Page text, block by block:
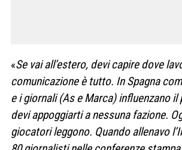
«Se vai all’estero, devi capire dove
comunicazione è tutto. In Spagna
e i giornali (As e Marca) influenzano il
devi appoggiarti a nessuna fazione.
giocatori leggono. Quando allenavo